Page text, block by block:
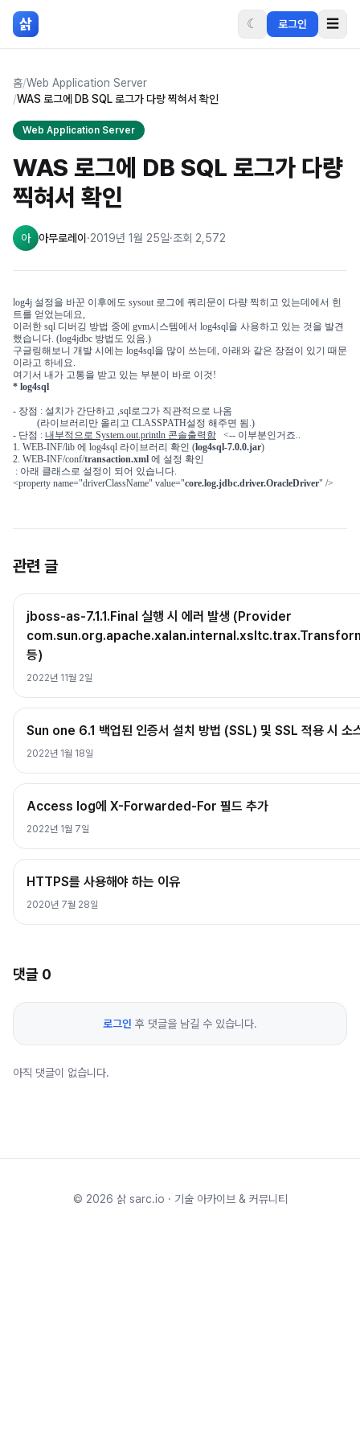
본문 바로가기
삵 ☾ 로그인 ☰
홈/Web Application Server
/WAS 로그에 DB SQL 로그가 다량 찍혀서 확인
Web Application Server
WAS 로그에 DB SQL 로그가 다량
찍혀서 확인
아 아무로레이 ·2019년 1월 25일·조회 2,572
log4j 설정을 바꾼 이후에도 sysout 로그에 쿼리문이 다량 찍히고 있는데에서 힌
트를 얻었는데요,
이러한 sql 디버깅 방법 중에 gvm시스템에서 log4sql을 사용하고 있는 것을 발견
했습니다. (log4jdbc 방법도 있음.)
구글링해보니 개발 시에는 log4sql을 많이 쓰는데, 아래와 같은 장점이 있기 때문
이라고 하네요.
여기서 내가 고통을 받고 있는 부분이 바로 이것!
* log4sql
- 장점 : 설치가 간단하고 ,sql로그가 직관적으로 나옴
(라이브러리만 올리고 CLASSPATH설정 해주면 됨.)
- 단점 : 내부적으로 System.out.println 콘솔출력함 <-- 이부분인거죠..
1. WEB-INF/lib 에 log4sql 라이브러리 확인 (log4sql-7.0.0.jar)
2. WEB-INF/conf/transaction.xml 에 설정 확인
: 아래 클래스로 설정이 되어 있습니다.
<property name="driverClassName" value="core.log.jdbc.driver.OracleDriver" />
관련 글
jboss-as-7.1.1.Final 실행 시 에러 발생 (Provider
등)
2022년 11월 2일
Sun one 6.1 백업된 인증서 설치 방법 (SSL) 및 SSL 적용 시 소
2022년 1월 18일
Access log에 X-Forwarded-For 필드 추가
2022년 1월 7일
HTTPS를 사용해야 하는 이유
2020년 7월 28일
댓글 0
로그인 후 댓글을 남길 수 있습니다.
아직 댓글이 없습니다.
© 2026 삵 sarc.io · 기술 아카이브 & 커뮤니티